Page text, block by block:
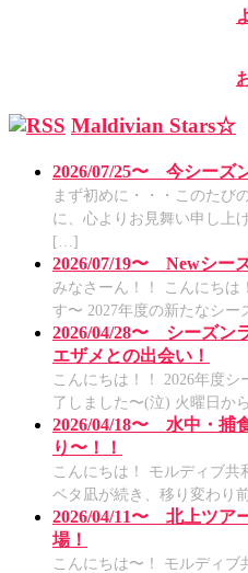
Maldivian Stars☆
2026/07/25〜 今シーズ
まず初めに・・・このたび
に、心よりお見舞い申し上
[…]
2026/07/19〜 Newシー
みなさーん！！ こんにちは
す〜 2027年度の新たなシ
2026/04/28〜 シーズン
エザメとの出会い！
こんにちは！！ 2026年度
了しました〜(泣) 火曜日か
2026/04/18〜 水中・捕
り〜！！
こんにちは！ モルディブ
ベタ凪が続き、移り変わり
2026/04/11〜 北上ツア
場！
こんにちは〜！ モルディブ